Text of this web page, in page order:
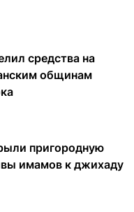
средства на
общинам
пригородную
имамов к джихаду